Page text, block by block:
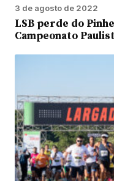
3 de agosto de 2022
LSB perde do
Campeonato